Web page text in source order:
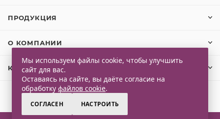
ПРОДУКЦИЯ
О КОМПАНИИ
КЛИЕНТАМ
Мы используем файлы cookie, чтобы улучшить
сайт для вас.
Оставаясь на сайте, вы даёте согласие на
обработку файлов cookie.
СОГЛАСЕН НАСТРОИТЬ